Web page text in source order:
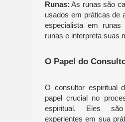
Runas: As runas são
usados em práticas de
especialista em
runas e interpreta suas
O Papel do
O consultor espiritual
papel crucial no
espiritual. Eles
experientes em sua